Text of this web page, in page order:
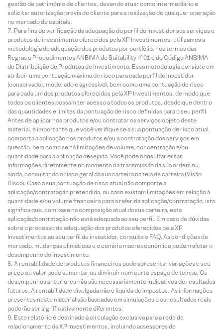
gestão de patrimônio de clientes, devendo atuar como intermediário e
solicitar autorização prévia do cliente para a realização de qualquer operação
no mercado de capitais.
Para fins de verificação da adequação do perfil do investidor aos serviços e
produtos de investimento oferecidos pela XP Investimentos, utilizamos a
metodologia de adequação dos produtos por portfólio, nos termos das
Regras e Procedimentos ANBIMA de Suitability nº 01 e do Código ANBIMA
de Distribuição de Produtos de Investimento. Essa metodologia consiste em
atribuir uma pontuação máxima de risco para cada perfil de investidor
(conservador, moderado e agressivo), bem como uma pontuação de risco
para cada um dos produtos oferecidos pela XP Investimentos, de modo que
todos os clientes possam ter acesso a todos os produtos, desde que dentro
das quantidades e limites da pontuação de risco definidas para o seu perfil.
Antes de aplicar nos produtos e/ou contratar os serviços objeto deste
material, é importante que você verifique se a sua pontuação de risco atual
comporta a aplicação nos produtos e/ou a contratação dos serviços em
questão, bem como se há limitações de volume, concentração e/ou
quantidade para a aplicação desejada. Você pode consultar essas
informações diretamente no momento da transmissão da sua ordem ou,
ainda, consultando o risco geral da sua carteira na tela de carteira (Visão
Risco). Caso a sua pontuação de risco atual não comporte a
aplicação/contratação pretendida, ou caso existam limitações em relação à
quantidade e/ou volume financeiro para a referida aplicação/contratação, isto
significa que, com base na composição atual da sua carteira, esta
aplicação/contratação não está adequada ao seu perfil. Em caso de dúvidas
sobre o processo de adequação dos produtos oferecidos pela XP
Investimentos ao seu perfil de investidor, consulte o FAQ. As condições de
mercado, mudanças climáticas e o cenário macroeconômico podem afetar o
desempenho do investimento.
A rentabilidade de produtos financeiros pode apresentar variações e seu
preço ou valor pode aumentar ou diminuir num curto espaço de tempo. Os
desempenhos anteriores não são necessariamente indicativos de resultados
futuros. A rentabilidade divulgada não é líquida de impostos. As informações
presentes neste material são baseadas em simulações e os resultados reais
poderão ser significativamente diferentes.
Este relatório é destinado à circulação exclusiva para a rede de
relacionamento da XP Investimentos, incluindo assessores de